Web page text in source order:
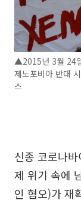
▲2015년 3월 24
제노포비아 반대
스
신종 코로나
제 위기 속에
인 혐오)가 재